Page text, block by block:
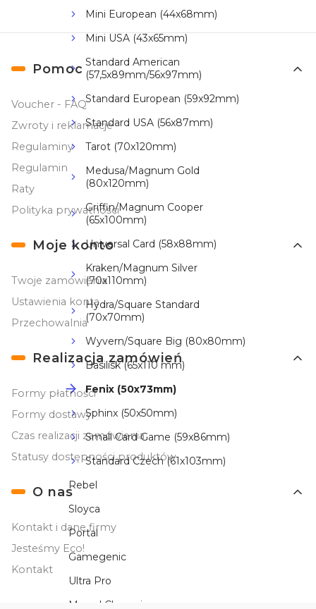
Mini European (44x68mm)
Mini USA (43x65mm)
Standard American
(57,5x89mm/56x97mm)
Standard European (59x92mm)
Standard USA (56x87mm)
Tarot (70x120mm)
Medusa/Magnum Gold
(80x120mm)
Griffin/Magnum Cooper
(65x100mm)
Universal Card (58x88mm)
Kraken/Magnum Silver
(70x110mm)
Hydra/Square Standard
(70x70mm)
Wyvern/Square Big (80x80mm)
Basilisk (65x110 mm)
Fenix (50x73mm)
Sphinx (50x50mm)
Small Card Game (59x86mm)
Standard Czech (61x103mm)
Rebel
Sloyca
Portal
Gamegenic
Ultra Pro
Marvel Champions
Linki w stopce
Pomoc
Voucher - FAQ
Zwroty i reklamacje
Regulaminy
Regulamin
Raty
Polityka prywatności
Moje konto
Twoje zamówienia
Ustawienia konta
Przechowalnia
Realizacja zamówień
Formy płatności
Formy dostawy
Czas realizacji zamówienia
Statusy dostępności produktów
O nas
Kontakt i dane firmy
Jesteśmy Eco!
Kontakt